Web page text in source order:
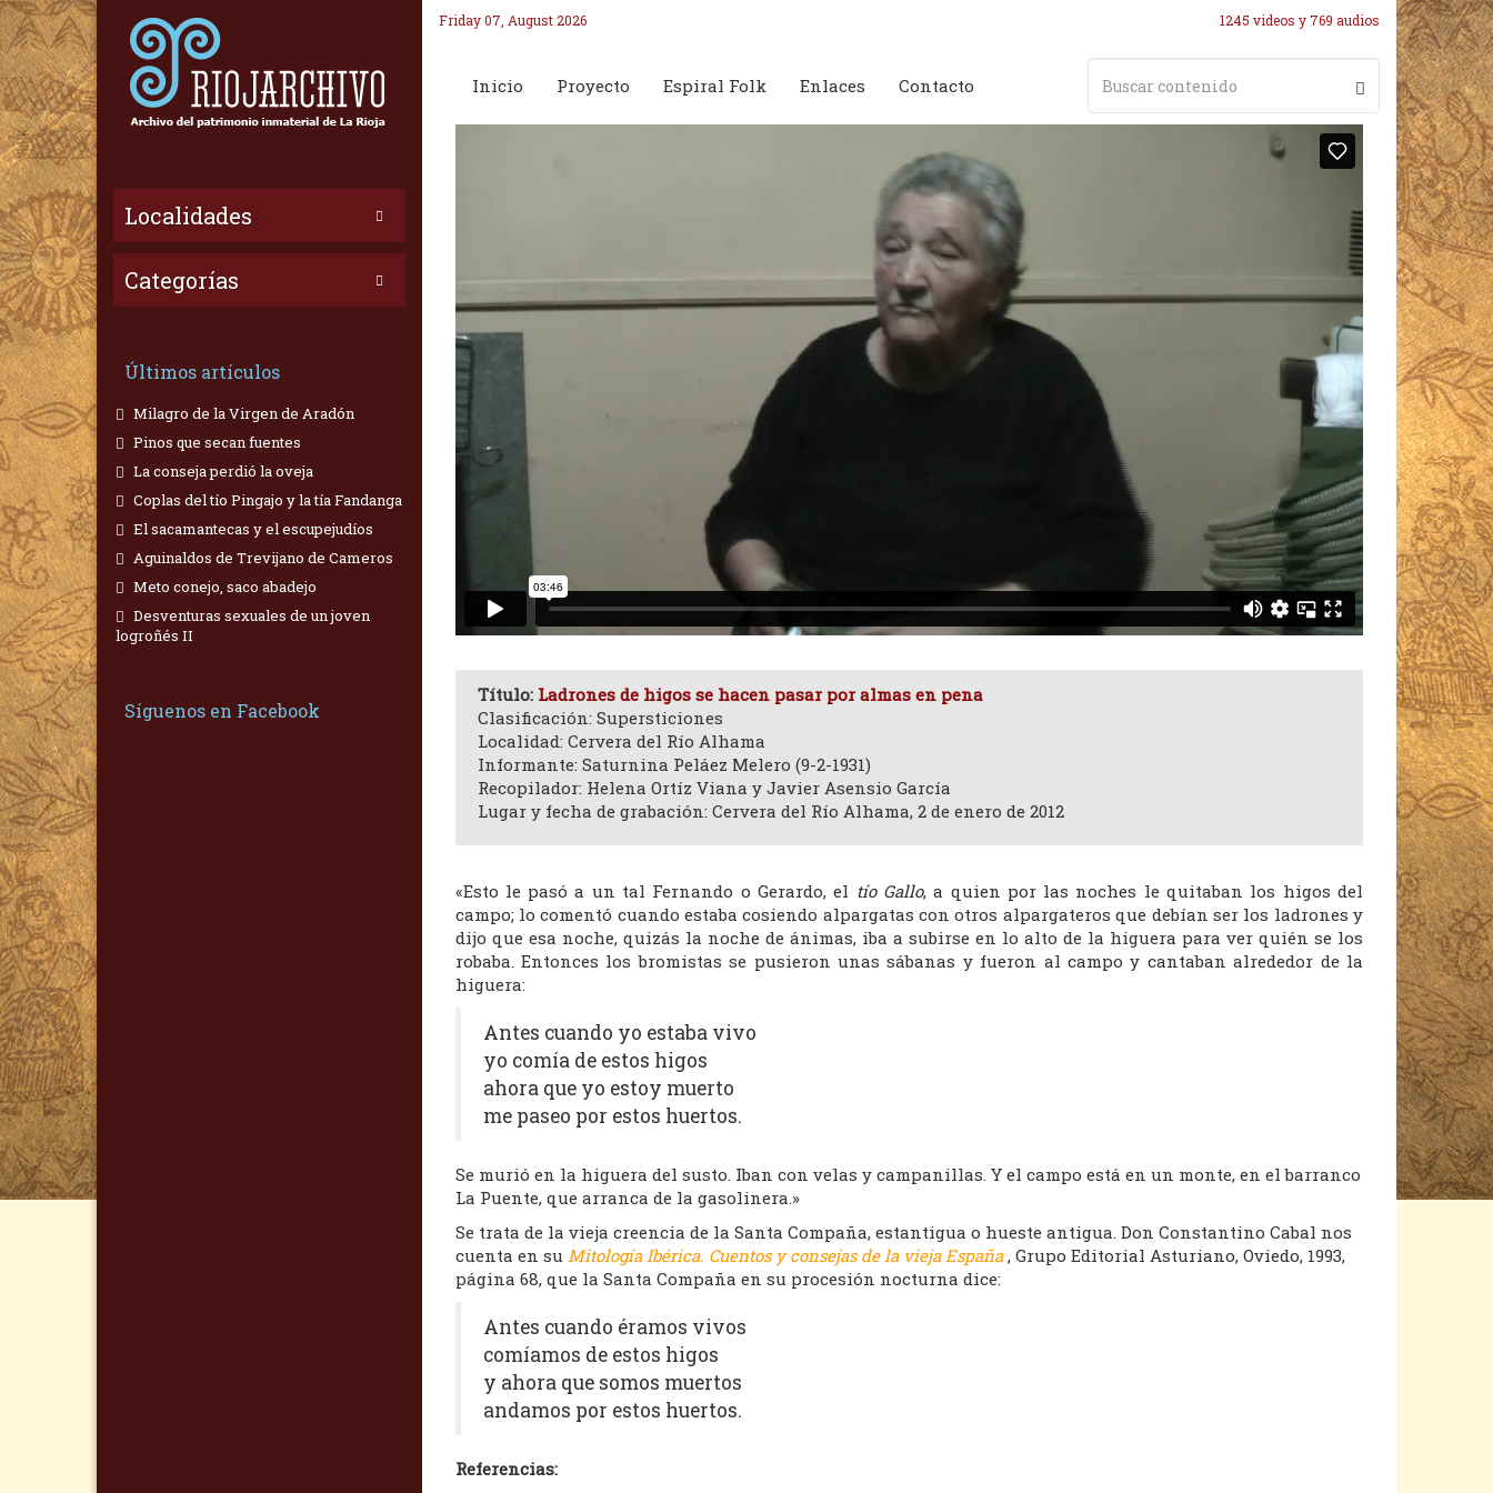
Localidades
Categorías
Últimos artículos
Milagro de la Virgen de Aradón
Pinos que secan fuentes
La conseja perdió la oveja
Coplas del tío Pingajo y la tía Fandanga
El sacamantecas y el escupejudíos
Aguinaldos de Trevijano de Cameros
Meto conejo, saco abadejo
Desventuras sexuales de un joven
logroñés II
Síguenos en Facebook
Friday 07, August 2026 1245 videos y 769 audios
Inicio Proyecto Espiral Folk Enlaces Contacto
Título: Ladrones de higos se hacen pasar por almas en pena
Clasificación: Supersticiones
Localidad: Cervera del Río Alhama
Informante: Saturnina Peláez Melero (9-2-1931)
Recopilador: Helena Ortíz Viana y Javier Asensio García
Lugar y fecha de grabación: Cervera del Río Alhama, 2 de enero de 2012
«Esto le pasó a un tal Fernando o Gerardo, el tío Gallo, a quien por las noches le quitaban los higos del
campo; lo comentó cuando estaba cosiendo alpargatas con otros alpargateros que debían ser los ladrones y
dijo que esa noche, quizás la noche de ánimas, iba a subirse en lo alto de la higuera para ver quién se los
robaba. Entonces los bromistas se pusieron unas sábanas y fueron al campo y cantaban alrededor de la
higuera:
Antes cuando yo estaba vivo
yo comía de estos higos
ahora que yo estoy muerto
me paseo por estos huertos.
Se murió en la higuera del susto. Iban con velas y campanillas. Y el campo está en un monte, en el barranco
La Puente, que arranca de la gasolinera.»
Se trata de la vieja creencia de la Santa Compaña, estantigua o hueste antigua. Don Constantino Cabal nos
cuenta en su Mitología Ibérica. Cuentos y consejas de la vieja España, Grupo Editorial Asturiano, Oviedo, 1993,
página 68, que la Santa Compaña en su procesión nocturna dice:
Antes cuando éramos vivos
comíamos de estos higos
y ahora que somos muertos
andamos por estos huertos.
Referencias: